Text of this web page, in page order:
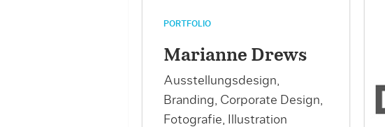
PORTFOLIO
Marianne Drews
Ausstellungsdesign,
Branding, Corporate Design,
Fotografie, Illustration